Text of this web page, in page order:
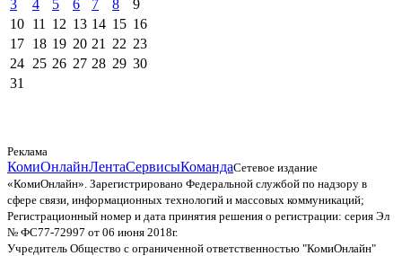
3
4 5 6 7 8
9
10 11 12 13 14 15 16
17 18 19 20 21 22 23
24 25 26 27 28 29 30
31
Реклама
КомиОнлайнЛентаСервисыКомандаСетевое издание
«КомиОнлайн». Зарегистрировано Федеральной службой по надзору в
сфере связи, информационных технологий и массовых коммуникаций;
Регистрационный номер и дата принятия решения о регистрации: серия Эл
№ ФС77-72997 от 06 июня 2018г.
Учредитель Общество с ограниченной ответственностью "КомиОнлайн"